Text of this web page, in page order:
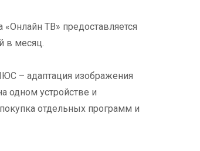
ТВ» предоставляется
в месяц.
– адаптация изображения
одном устройстве и
отдельных программ и